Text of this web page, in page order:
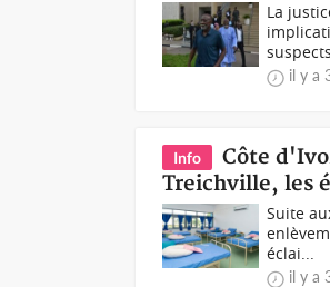
La
il y a
Info
Côte
Treichville, les
Suite
éclai...
il y a